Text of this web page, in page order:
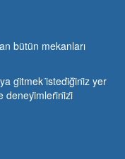
bütün mekanları
gi̇tmek i̇stedi̇ği̇ni̇z yer
deneyi̇mleri̇ni̇zi̇